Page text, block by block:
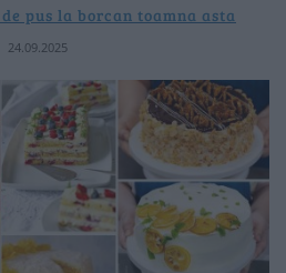
pus la borcan toamna asta
24.09.2025